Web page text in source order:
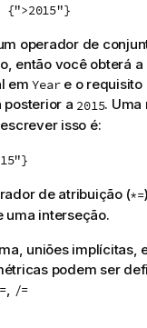
{">2015"}
operador de
então você obterá
emYeare o requisito
posterior a 2015. Uma
isso é:
de atribuição (*=
uma interseção.
uniões implícitas,
podem ser
/=